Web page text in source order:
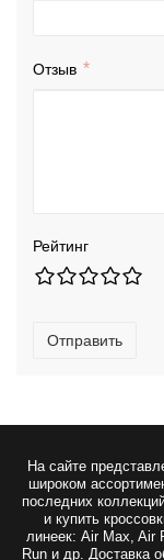
Отзыв
Рейтинг
Отправить
На сайте
широком
последних
и купить
линеек: Air Max, Air
Run и др. Доставка